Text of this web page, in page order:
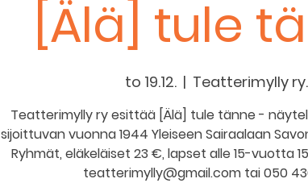
[Älä] tule
to 19.12.
  |
Teatterimylly ry.
Teatterimylly ry esittää [Älä] tule tänne -
sijoittuvan vuonna 1944 Yleiseen Sairaalaan
Ryhmät, eläkeläiset 23 €, lapset alle 15-vuotta
teatterimylly@gmail.com tai 050